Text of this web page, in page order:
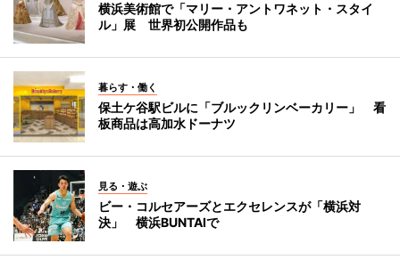
横浜美術館で「マリー・アントワネット・スタイ
ル」展 世界初公開作品も
暮らす・働く
保土ケ谷駅ビルに「ブルックリンベーカリー」 看
板商品は高加水ドーナツ
見る・遊ぶ
ビー・コルセアーズとエクセレンスが「横浜対
決」 横浜BUNTAIで